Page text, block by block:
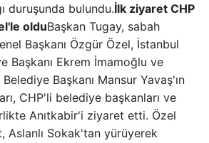
duruşunda bulundu.İlk ziyaret CHP
olduBaşkan Tugay, sabah
Başkanı Özgür Özel, İstanbul
Başkanı Ekrem İmamoğlu ve
Başkanı Mansur Yavaş'ın
CHP'li belediye başkanları ve
Anıtkabir'i ziyaret etti. Özel
Aslanlı Sokak'tan yürüyerek